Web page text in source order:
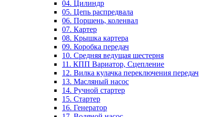
04. Цилиндр
05. Цепь распредвала
06. Поршень, коленвал
07. Картер
08. Крышка картера
09. Коробка передач
10. Средняя ведущая шестерня
11. КПП Вариатор, Сцепление
12. Вилка кулачка переключения передач
13. Масляный насос
14. Ручной стартер
15. Стартер
16. Генератор